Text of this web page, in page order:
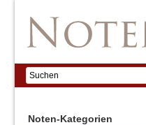
Noten-Kategorien